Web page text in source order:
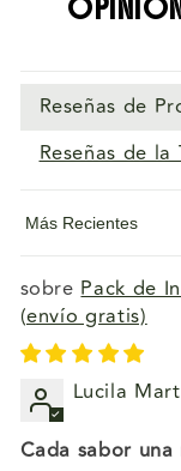
Reseñas de
Reseñas de la
Sort by
Pack de
(envío gratis)
Lucila
Cada sabor